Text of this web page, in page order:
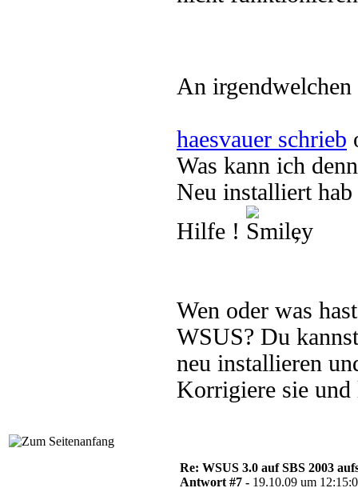
An
haesvauer schrieb
Was kann ich
Neu installiert
Hilfe !
,
Wen oder was
WSUS? Du
neu installieren
Korrigiere sie und
Re: WSUS 3.0 auf SBS 2003
Antwort #7 - 19.10.09 um